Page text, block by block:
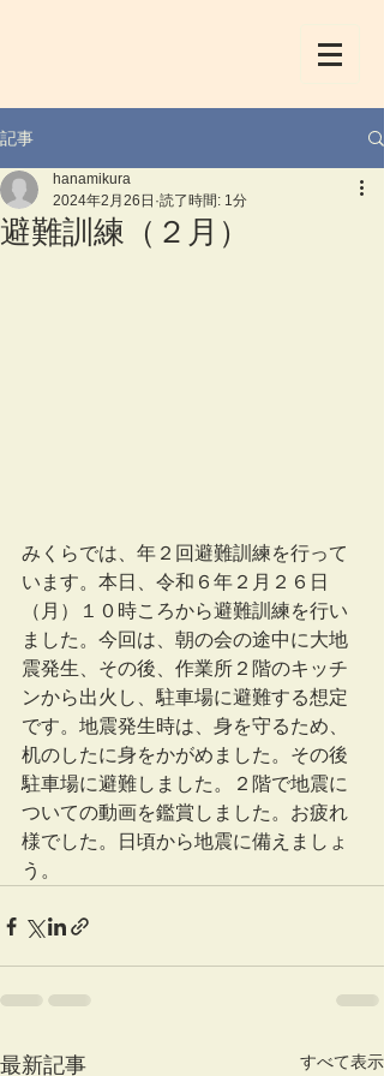
記事
避難訓練（２月）
hanamikura
2024年2月26日 読了時間: 1分
みくらでは、年２回避難訓練を行って
います。本日、令和６年２月２６日
（月）１０時ころから避難訓練を行い
ました。今回は、朝の会の途中に大地
震発生、その後、作業所２階のキッチ
ンから出火し、駐車場に避難する想定
です。地震発生時は、身を守るため、
机のしたに身をかがめました。その後
駐車場に避難しました。２階で地震に
ついての動画を鑑賞しました。お疲れ
様でした。日頃から地震に備えましょ
う。
最新記事 すべて表示